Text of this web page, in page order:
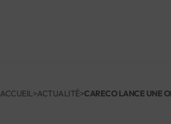
ACCUEIL >ACTUALITÉ>CARECO LANCE UNE